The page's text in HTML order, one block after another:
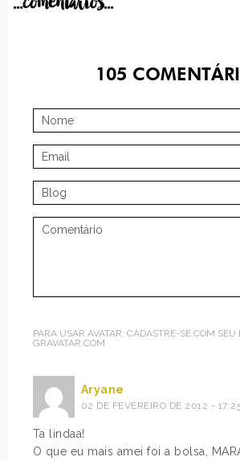
105
PARA USAR AVATAR, CADASTRE-SE COM
GRAVATAR.COM
Aryane
02 DE FEVEREIRO DE 2012 -
Ta lindaa!
O que eu mais amei foi a bolsa,